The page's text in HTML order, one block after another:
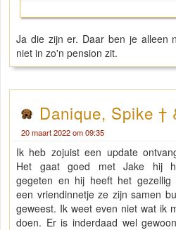
Ja die zijn er. Daar ben je alleen
niet in zo'n pension zit.
Danique, Spike †
20 maart 2022 om 09:35
Ik heb zojuist een update
Het gaat goed met Jake hij
gegeten en hij heeft het gezellig
een vriendinnetje ze zijn samen
geweest. Ik weet even niet wat ik
doen. Er is inderdaad wel